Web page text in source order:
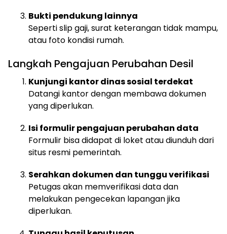
Bukti pendukung lainnya
Seperti slip gaji, surat keterangan tidak mampu,
atau foto kondisi rumah.
Langkah Pengajuan Perubahan Desil
Kunjungi kantor dinas sosial terdekat
Datangi kantor dengan membawa dokumen
yang diperlukan.
Isi formulir pengajuan perubahan data
Formulir bisa didapat di loket atau diunduh dari
situs resmi pemerintah.
Serahkan dokumen dan tunggu verifikasi
Petugas akan memverifikasi data dan
melakukan pengecekan lapangan jika
diperlukan.